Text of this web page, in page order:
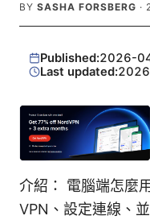
BY SASHA FORSBERG ·
Published:2026-
Last updated:
介紹： 電腦端怎麼
VPN、設定連線、